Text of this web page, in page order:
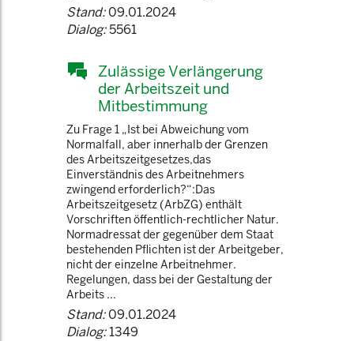
Stand:09.01.2024
Dialog:5561
Zulässige Verlängerung
der Arbeitszeit und
Mitbestimmung
Zu Frage 1 „Ist bei Abweichung vom
Normalfall, aber innerhalb der Grenzen
des Arbeitszeitgesetzes,das
Einverständnis des Arbeitnehmers
zwingend erforderlich?“:Das
Arbeitszeitgesetz (ArbZG) enthält
Vorschriften öffentlich-rechtlicher Natur.
Normadressat der gegenüber dem Staat
bestehenden Pflichten ist der Arbeitgeber,
nicht der einzelne Arbeitnehmer.
Regelungen, dass bei der Gestaltung der
Arbeits ...
Stand:09.01.2024
Dialog:1349